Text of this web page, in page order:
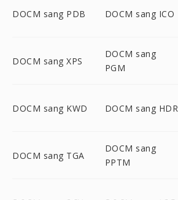
DOCM sang PDB DOCM sang ICO
DOCM sang XPS
DOCM sang
PGM
DOCM sang KWD DOCM sang HDR
DOCM sang TGA
DOCM sang
PPTM